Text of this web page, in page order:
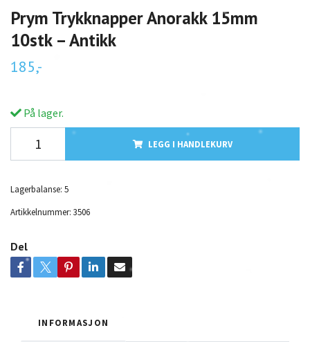
Prym Trykknapper Anorakk 15mm
10stk – Antikk
185,-
På lager.
LEGG I HANDLEKURV
Lagerbalanse: 5
Artikkelnummer: 3506
Del
INFORMASJON